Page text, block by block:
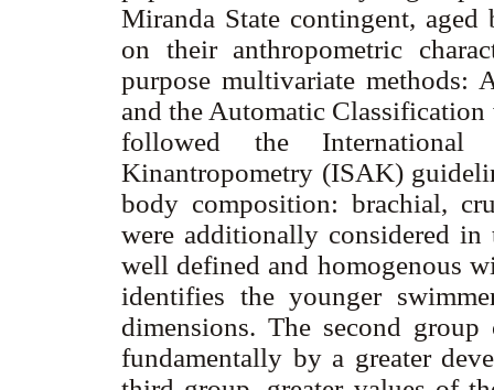
Miranda State contingent, aged
on their anthropometric
purpose multivariate methods:
and the Automatic
followed the
Kinantropometry (ISAK)
body composition: brachial,
were additionally considered in
well defined and homogenous
identifies the younger
dimensions. The second group
fundamentally by a greater